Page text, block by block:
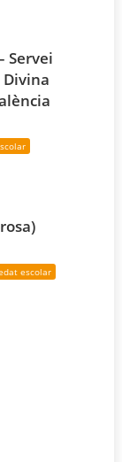
Servei
Divina
escolar